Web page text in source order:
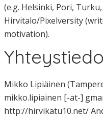
(e.g. Helsinki, Pori, Turku,
Hirvitalo/Pixelversity
motivation).
Mikko Lipiäinen
mikko.lipiainen [-at-]
http://hirvikatu10.net/